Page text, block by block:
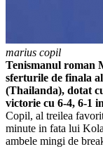
marius copil
Tenismanul roman
sferturile de finala
(Thailanda), dotat
victorie cu 6-4, 6-1
Copil, al treilea
minute in fata lui
ambele mingi de